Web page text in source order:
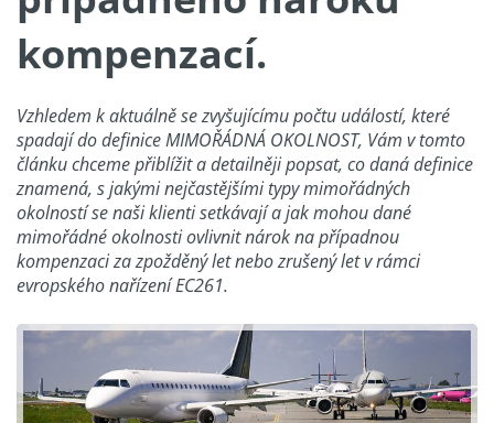
kompenzací.
Vzhledem k aktuálně se zvyšujícímu počtu událostí, které
spadají do definice MIMOŘÁDNÁ OKOLNOST, Vám v tomto
článku chceme přiblížit a detailněji popsat, co daná definice
znamená, s jakými nejčastějšími typy mimořádných
okolností se naši klienti setkávají a jak mohou dané
mimořádné okolnosti ovlivnit nárok na případnou
kompenzaci za zpožděný let nebo zrušený let v rámci
evropského nařízení EC261.